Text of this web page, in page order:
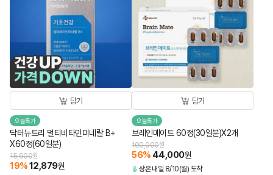
담기
오늘특가
닥터뉴트리 멀티비타민미네랄 B+
X60정(60일분)
15,900원
19%12,879원
담기
오늘특가
브레인메이트 60정(30일분)X2개
100,000원
56% 44,000원
상온 내일 8/10(월) 도착